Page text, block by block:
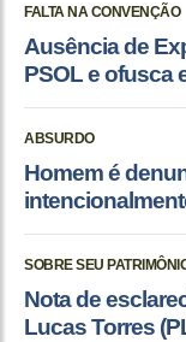
FALTA NA CONVENÇÃO
Ausência de
PSOL e ofusca
ABSURDO
Homem é
SOBRE SEU
Nota de
Lucas Torres